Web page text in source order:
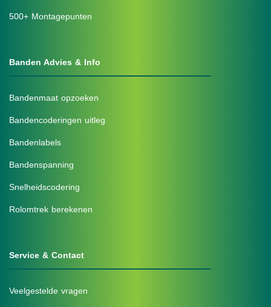
500+ Montagepunten
Banden Advies & Info
Bandenmaat opzoeken
Bandencoderingen uitleg
Bandenlabels
Bandenspanning
Snelheidscodering
Rolomtrek berekenen
Service & Contact
Veelgestelde vragen